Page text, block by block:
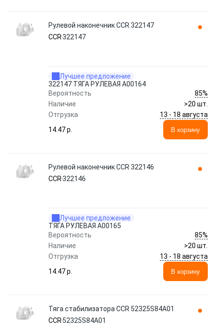
Рулевой наконечник CCR 322147
CCR322147
Лучшее предложение
322147 ТЯГА РУЛЕВАЯ A00164
Вероятность
85%
Наличие
>20 шт.
Отгрузка
13 - 18 августа
14.47 p.
В корзину
Рулевой наконечник CCR 322146
CCR322146
Лучшее предложение
ТЯГА РУЛЕВАЯ A00165
Вероятность
85%
Наличие
>20 шт.
Отгрузка
13 - 18 августа
14.47 p.
В корзину
Тяга стабилизатора CCR 52325S84A01
CCR 52325S84A01